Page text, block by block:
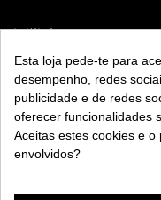
iqitlinksmanager
ACERCA DE
AYUDA
INFORMACIÓN
Esta loja pede-te para
desempenho, redes
publicidade e de redes
oferecer funcionalidades
Aceitas estes cookies e
envolvidos?